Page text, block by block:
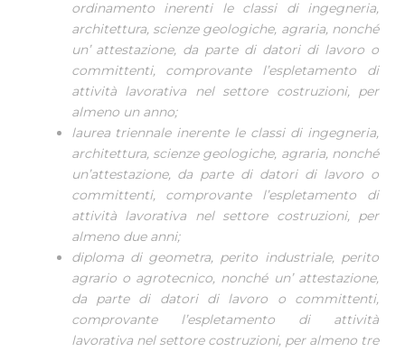
ordinamento inerenti le classi di ingegneria,
architettura, scienze geologiche, agraria, non­ché
un’ attestazione, da parte di datori di lavoro o
committenti, com­provante l’espletamento di
attività lavorativa nel settore costruzioni, per
almeno un anno;
laurea triennale inerente le classi di ingegneria,
architettura, scienze geologiche, agraria, nonché
un’attestazione, da parte di datori di la­voro o
committenti, comprovante l’espletamento di
attività lavorativa nel settore costruzioni, per
almeno due anni;
diploma di geometra, perito industriale, perito
agrario o agrotecnico, nonché un’ attestazione,
da parte di datori di lavoro o committenti,
comprovante l’espletamento di attività
lavorativa nel settore costru­zioni, per almeno tre